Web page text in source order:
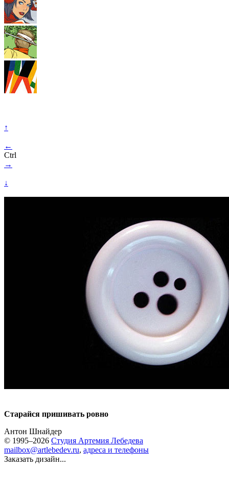
↑
←
Ctrl
→
↓
Старайся пришивать ровно
Антон Шнайдер
© 1995–2026 Студия Артемия Лебедева
mailbox@artlebedev.ru, адреса и телефоны
Заказать дизайн...